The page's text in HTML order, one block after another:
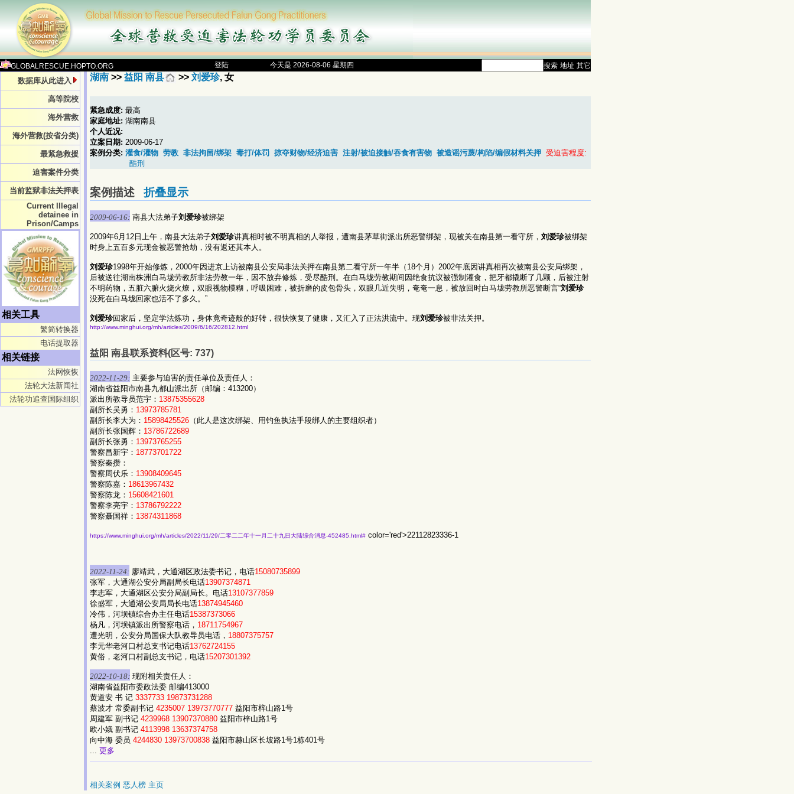
GLOBALRESCUE.HOPTO.ORG 登陆 今天是 2026-08-06 星期四 搜索 地址 其它
数据库从此进入
高等院校
海外营救
海外营救(按省分类)
最紧急救援
迫害案件分类
当前监狱非法关押表
Current Illegal
detainee in
Prison/Camps
相关工具
繁简转换器
电话提取器
相关链接
法网恢恢
法轮大法新闻社
法轮功追查国际组织
湖南 >> 益阳 南县 >> 刘爱珍, 女
紧急成度: 最高
家庭地址: 湖南南县
个人近况:
立案日期: 2009-06-17
案例分类: 灌食/灌物 劳教 非法拘留/绑架 毒打/体罚 掠夺财物/经济迫害 注射/被迫接触/吞食有害物 被造谣污蔑/构陷/编假材料关押 受迫害程度:
酷刑
案例描述 折叠显示
2009-06-16: 南县大法弟子刘爱珍被绑架
2009年6月12日上午，南县大法弟子刘爱珍讲真相时被不明真相的人举报，遭南县茅草街派出所恶警绑架，现被关在南县第一看守所， 刘爱珍被绑架
时身上五百多元现金被恶警抢劫，没有返还其本人。
刘爱珍1998年开始修炼，2000年因进京上访被南县公安局非法关押在南县第二看守所一年半（18个月）2002年底因讲真相再次被南县公安局绑架，
后被送往湖南株洲白马垅劳教所非法劳教一年，因不放弃修炼，受尽酷刑。在白马垅劳教期间因绝食抗议被强制灌食，把牙都撬断了几颗，后被注射
不明药物，五脏六腑火烧火燎，双眼视物模糊，呼吸困难，被折磨的皮包骨头，双眼几近失明，奄奄一息，被放回时白马垅劳教所恶警断言“刘爱珍
没死在白马垅回家也活不了多久。”
刘爱珍回家后，坚定学法炼功，身体竟奇迹般的好转，很快恢复了健康，又汇入了正法洪流中。现刘爱珍被非法关押。
http://www.minghui.org/mh/articles/2009/6/16/202812.html
益阳 南县联系资料(区号: 737)
2022-11-29: 主要参与迫害的责任单位及责任人：
湖南省益阳市南县九都山派出所（邮编：413200）
派出所教导员范宇： 13875355628
副所长吴勇： 13973785781
副所长李大为： 15898425526 （此人是这次绑架、用钓鱼执法手段绑人的主要组织者）
副所长张国辉： 13786722689
副所长张勇： 13973765255
警察昌新宇： 18773701722
警察秦攒：
警察周伏乐： 13908409645
警察陈嘉： 18613967432
警察陈龙： 15608421601
警察李亮宇： 13786792222
警察聂国祥： 13874311868
https://www.minghui.org/mh/articles/2022/11/29/二零二二年十一月二十九日大陆综合消息-452485.html# color='red'>22112823336-1
2022-11-24: 廖靖武，大通湖区政法委书记，电话15080735899
张军，大通湖公安分局副局长电话13907374871
李志军，大通湖区公安分局副局长。电话13107377859
徐盛军，大通湖公安局局长电话13874945460
冷伟，河坝镇综合办主任电话15387373066
杨凡，河坝镇派出所警察电话， 18711754967
遭光明，公安分局国保大队教导员电话， 18807375757
李元华老河口村总支书记电话13762724155
黄俗，老河口村副总支书记，电话15207301392
2022-10-18: 现附相关责任人：
湖南省益阳市委政法委 邮编413000
黄道安 书 记 3337733 19873731288
蔡波才 常委副书记 4235007 13973770777 益阳市梓山路1号
周建军 副书记 4239968 13907370880 益阳市梓山路1号
欧小娥 副书记 4113998 13637374758
向中海 委员 4244830 13973700838 益阳市赫山区长坡路1号1栋401号
... 更多
相关案例 恶人榜 主页